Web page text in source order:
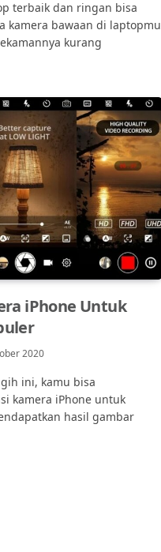
terbaik dan ringan bisa
kamera bawaan di laptopmu
kurang
iPhone Untuk
2020
ini, kamu bisa
kamera iPhone untuk
hasil gambar